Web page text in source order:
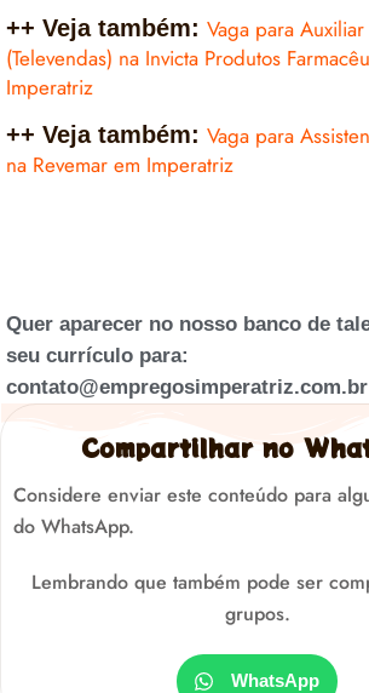
++ Veja também: Vaga para
(Televendas) na Invicta Produtos
Imperatriz
++ Veja também: Vaga para
na Revemar em Imperatriz
Quer aparecer no nosso banco de
seu currículo para:
contato@empregosimperatriz.com.br
Compartilhar no
Considere enviar este conteúdo para
do WhatsApp.
Lembrando que também pode ser
grupos.
WhatsApp